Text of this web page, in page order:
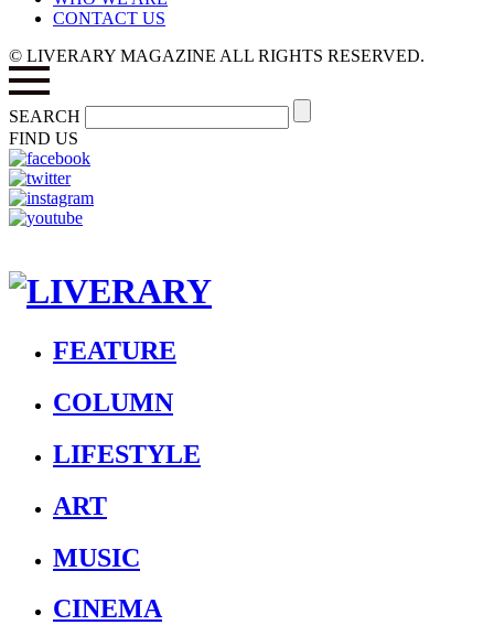
CONTACT US
© LIVERARY MAGAZINE ALL RIGHTS RESERVED.
SEARCH
FIND US
FEATURE
COLUMN
LIFESTYLE
ART
MUSIC
CINEMA